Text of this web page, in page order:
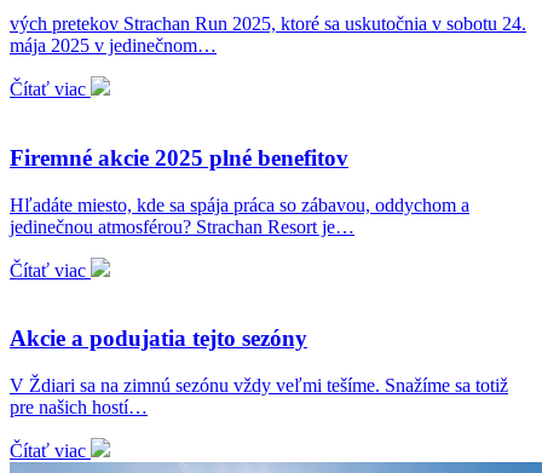
vých pretekov Strachan Run 2025, ktoré sa uskutočnia v sobotu 24.
mája 2025 v jedinečnom…
Čítať viac
Firemné akcie 2025 plné benefitov
Hľadáte miesto, kde sa spája práca so zábavou, oddychom a
jedinečnou atmosférou? Strachan Resort je…
Čítať viac
Akcie a podujatia tejto sezóny
V Ždiari sa na zimnú sezónu vždy veľmi tešíme. Snažíme sa totiž
pre našich hostí…
Čítať viac